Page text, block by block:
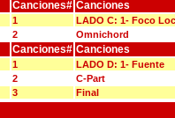
Canciones# Canciones
1
LADO C: 1- Foco
2 Omnichord
Canciones# Canciones
1
LADO D: 1- Fuente
2
C-Part
3 Final